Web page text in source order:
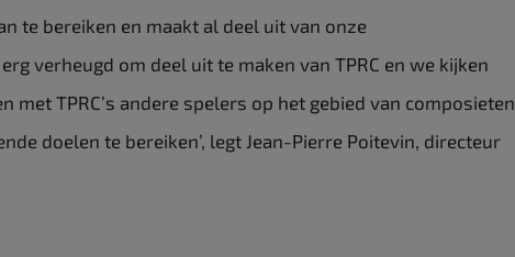
te bereiken en maakt al deel uit van onze
verheugd om deel uit te maken van TPRC en we kijken
met TPRC’s andere spelers op het gebied van composieten
doelen te bereiken’, legt Jean-Pierre Poitevin, directeur